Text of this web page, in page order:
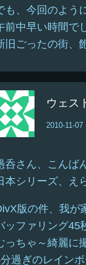
も、今回のよう
前中早い時間で
旧ごったの街、
ウェス
2010-11-07
呑さん、こんば
本シリーズ、え
版の件、我が
ッファリング45
っちゃ～綺麗に
過ぎのレイン